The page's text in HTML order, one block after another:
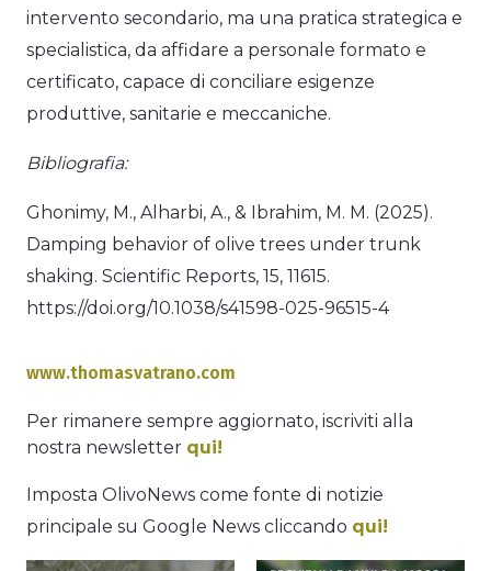
intervento secondario, ma una pratica strategica e
specialistica, da affidare a personale formato e
certificato, capace di conciliare esigenze
produttive, sanitarie e meccaniche.
Bibliografia:
Ghonimy, M., Alharbi, A., & Ibrahim, M. M. (2025).
Damping behavior of olive trees under trunk
shaking. Scientific Reports, 15, 11615.
https://doi.org/10.1038/s41598-025-96515-4
www.thomasvatrano.com
Per rimanere sempre aggiornato, iscriviti alla
nostra newsletter qui!
Imposta OlivoNews come fonte di notizie
principale su Google News cliccando qui!